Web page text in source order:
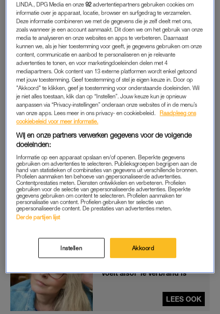
“Een patroon zit er niet echt in. De pijn kan verergerd worden
door stress, maar het kan ook heel erg zijn als ik helemaal
ontspannen op vakantie ben. Dat is heel frustrerend, want zo
heb je geen knoppen waar je aan kunt draaien om de pijn te
verminderen. Al weet ik inmiddels dat het bijvoorbeeld erger
wordt als ik mijn lijf meer belast, en met de overgang tussen
koud en warm weer.”
WEGGESTUURD
Ze is 19 als ze de pijn voor het eerst voelt. “Ik ging naar de
huisarts, maar die zei gewoon dat ik meer rust moest nemen.
Of ik werd doorgestuurd naar de fysio. Maar dat hielp allemaal
niet.”
Het is het begin van een jarenlange zoektocht. “Eerst dachten
ze aan een spierziekte,multiple sclerose(MS) bijvoorbeeld.
Maar ze konden niks vinden. Ik werd weggestuurd met ‘dit is
het niet, gefeliciteerd daarmee en succes verder.’ Ik moest er
Daphne (50) heeft multiple
voelt alsof 'ie verbrand is'
LEES OOK
LINDA., DPG Media en onze92 advertentiepartners gebruiken cookies om
informatie over je apparaat, locatie, browser en surfgedrag te verzamelen.
Deze informatie combineren we met de gegevens die je zelf deelt met ons,
zoals wanneer je een account aanmaakt. Dit doen we om het gebruik van onze
media te analyseren en onze websites en apps te verbeteren. Daarnaast
kunnen we, als je hier toestemming voor geeft, je gegevens gebruiken om onze
content, communicatie en aanbod te personaliseren en je relevante
advertenties te tonen, en voor marketingdoeleinden delen met 4
mediapartners. Ook content van 13 externe platformen wordt enkel getoond
met jouw toestemming. Geef toestemming of stel je eigen keuze in. Door op
"Akkoord" te klikken, geef je toestemming voor onderstaande doeleinden. Wil
je niet alles toestaan, klik dan op “Instellen”. Jouw keuze kun je opnieuw
aanpassen via “Privacy-instellingen” onderaan onze websites of in de menu’s
van onze apps. Lees meer in ons privacy- en cookiebeleid.
Raadpleeg ons
cookiebeleid voor meer informatie.
Wij en onze partners verwerken gegevens voor de volgende
doeleinden:
Informatie op een apparaat opslaan en/of openen. Beperkte gegevens
gebruiken om advertenties te selecteren. Publieksgroepen begrijpen aan de
hand van statistieken of combinaties van gegevens uit verschillende bronnen.
Profielen aanmaken ten behoeve van gepersonaliseerde advertenties.
Contentprestaties meten. Diensten ontwikkelen en verbeteren. Profielen
gebruiken voor de selectie van gepersonaliseerde advertenties. Beperkte
gegevens gebruiken om content te selecteren. Profielen aanmaken ter
personalisatie van content. Profielen gebruiken ter selectie van
gepersonaliseerde content. De prestaties van advertenties meten.
Derde partijen lijst
Instellen Akkoord